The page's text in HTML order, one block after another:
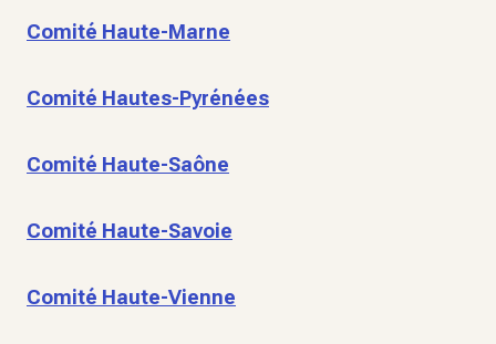
Comité Haute-Marne
Comité Hautes-Pyrénées
Comité Haute-Saône
Comité Haute-Savoie
Comité Haute-Vienne